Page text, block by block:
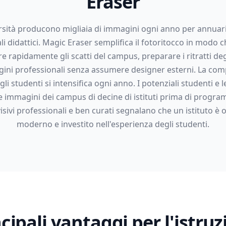
producono migliaia di immagini ogni anno per
didattici. Magic Eraser semplifica il fotoritocco in modo
rapidamente gli scatti del campus, preparare i ritratti
professionali senza assumere designer esterni. La
studenti si intensifica ogni anno. I potenziali studenti e
immagini dei campus di decine di istituti prima di
professionali e ben curati segnalano che un istituto è
moderno e investito nell'esperienza degli studenti.